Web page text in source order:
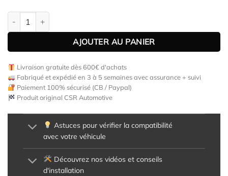
AJOUTER AU PANIER
Livraison gratuite dès 600€ d'achats
Fabriqué et expédié en 3 à 5 semaines avec assurance + suivi
Paiement 100% sécurisé (CB / Paypal)
Produit original CSR Automotive
Astuces pour vérifier la compatibilité
avec votre véhicule
Découvrez nos vidéos et conseils
d'installation